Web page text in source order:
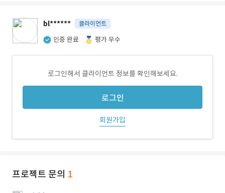
bl****** 클라이언트
인증 완료 평가 우수
로그인해서 클라이언트 정보를 확인해보세요.
로그인
회원가입
프로젝트 문의 1